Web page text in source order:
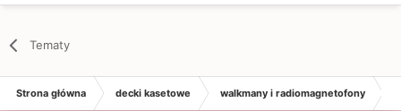
Tematy
Strona główna decki kasetowe walkmany i radiomagnetofony